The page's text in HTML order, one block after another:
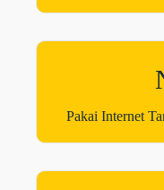
Pakai Internet